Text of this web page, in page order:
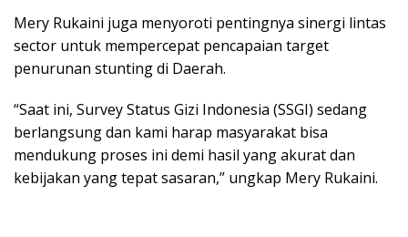
Mery Rukaini juga menyoroti pentingnya sinergi lintas
sector untuk mempercepat pencapaian target
penurunan stunting di Daerah.
“Saat ini, Survey Status Gizi Indonesia (SSGI) sedang
berlangsung dan kami harap masyarakat bisa
mendukung proses ini demi hasil yang akurat dan
kebijakan yang tepat sasaran,” ungkap Mery Rukaini.